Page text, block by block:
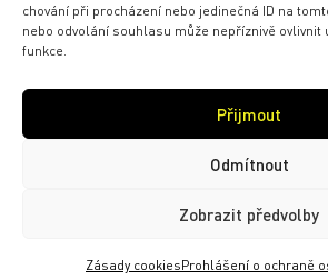
chování při procházení nebo jedinečná ID na
nebo odvolání souhlasu může nepříznivě ovlivnit
funkce.
Přijmout
Odmítnout
Zobrazit předvolby
Zásady cookiesProhlášení o ochraně